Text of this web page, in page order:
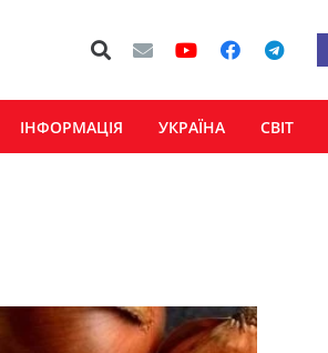
ІНФОРМАЦІЯ УКРАЇНА СВІТ